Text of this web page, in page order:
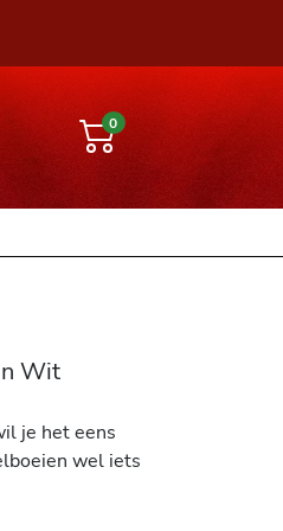
0
Wit
je het eens
wel iets